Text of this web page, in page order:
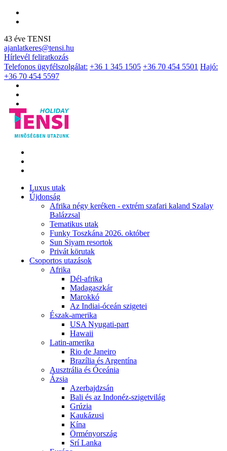
43 éve TENSI
ajanlatkeres@tensi.hu
Hírlevél feliratkozás
Telefonos ügyfélszolgálat: +36 1 345 1505 +36 70 454 5501 Hajó:
+36 70 454 5597
Luxus utak
Újdonság
Afrika négy keréken - extrém szafari kaland Szalay
Balázzsal
Tematikus utak
Funky Toszkána 2026. október
Sun Siyam resortok
Privát körutak
Csoportos utazások
Afrika
Dél-afrika
Madagaszkár
Marokkó
Az Indiai-óceán szigetei
Észak-amerika
USA Nyugati-part
Hawaii
Latin-amerika
Rio de Janeiro
Brazília és Argentína
Ausztrália és Óceánia
Ázsia
Azerbajdzsán
Bali és az Indonéz-szigetvilág
Grúzia
Kaukázusi
Kína
Örményország
Srí Lanka